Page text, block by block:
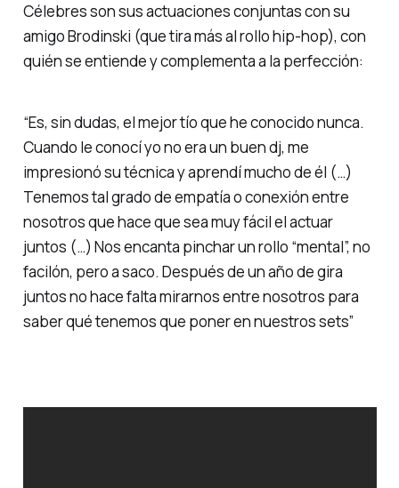
Célebres son sus actuaciones conjuntas con su
amigo Brodinski (que tira más al rollo hip-hop), con
quién se entiende y complementa a la perfección:
“Es, sin dudas, el mejor tío que he conocido nunca.
Cuando le conocí yo no era un buen dj, me
impresionó su técnica y aprendí mucho de él (…)
Tenemos tal grado de empatía o conexión entre
nosotros que hace que sea muy fácil el actuar
juntos (…) Nos encanta pinchar un rollo “mental”, no
facilón, pero a saco. Después de un año de gira
juntos no hace falta mirarnos entre nosotros para
saber qué tenemos que poner en nuestros sets”